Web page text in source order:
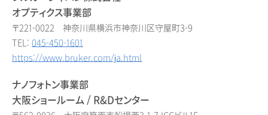
オプティクス事業部
〒221-0022 神奈川県横浜市神奈川区守屋町3-9
TEL: 045-450-1601
https://www.bruker.com/ja.html
ナノフォトン事業部
大阪ショールーム / R&Dセンター